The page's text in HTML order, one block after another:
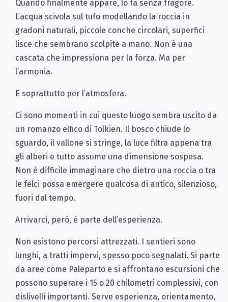
Quando finalmente appare, lo fa senza fragore.
L’acqua scivola sul tufo modellando la roccia in
gradoni naturali, piccole conche circolari, superfici
lisce che sembrano scolpite a mano. Non è una
cascata che impressiona per la forza. Ma per
l’armonia.
E soprattutto per l’atmosfera.
Ci sono momenti in cui questo luogo sembra uscito da
un romanzo elfico di Tolkien. Il bosco chiude lo
sguardo, il vallone si stringe, la luce filtra appena tra
gli alberi e tutto assume una dimensione sospesa.
Non è difficile immaginare che dietro una roccia o tra
le felci possa emergere qualcosa di antico, silenzioso,
fuori dal tempo.
Arrivarci, però, è parte dell’esperienza.
Non esistono percorsi attrezzati. I sentieri sono
lunghi, a tratti impervi, spesso poco segnalati. Si parte
da aree come Paleparto e si affrontano escursioni che
possono superare i 15 o 20 chilometri complessivi, con
dislivelli importanti. Serve esperienza, orientamento,